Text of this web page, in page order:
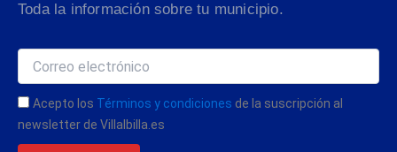
Toda la información sobre tu municipio.
Acepto los Términos y condiciones de la suscripción al
newsletter de Villalbilla.es